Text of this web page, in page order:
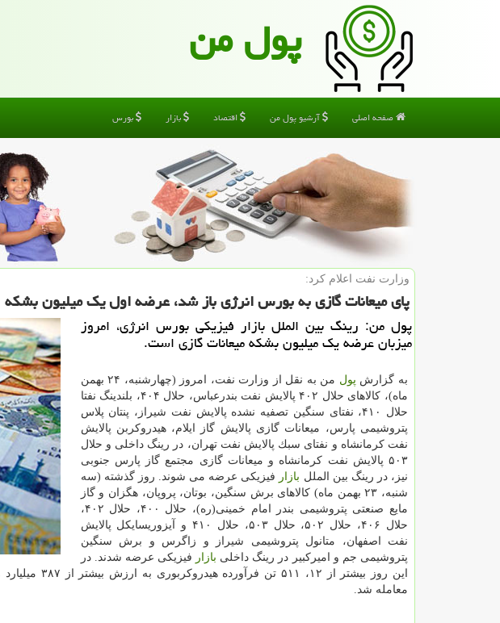
پول من
صفحه اصلی آرشیو پول من اقتصاد بازار بورس
وزارت نفت اعلام كرد:
پای میعانات گازی به بورس انرژی باز شد، عرضه اول یك میلیون بشكه
پول من: رینگ بین الملل بازار فیزیكی بورس انرژی، امروز
میزبان عرضه یك میلیون بشكه میعانات گازی است.
به گزارش پول
من به نقل از وزارت نفت، امروز (چهارشنبه، ۲۴ بهمن
ماه)، كالاهای حلال ۴۰۲ پالایش نفت بندرعباس، حلال ۴۰۴، بلندینگ نفتا
حلال ۴۱۰، نفتای سنگین تصفیه نشده پالایش نفت شیراز، پنتان پلاس
پتروشیمی پارس، میعانات گازی پالایش گاز ایلام، هیدروكربن پالایش
نفت كرمانشاه و نفتای سبك پالایش نفت تهران، در رینگ داخلی و حلال
۵۰۳ پالایش نفت كرمانشاه و میعانات گازی مجتمع گاز پارس جنوبی
نیز، در رینگ بین الملل بازار فیزیكی عرضه می شوند. روز گذشته (سه
شنبه، ۲۳ بهمن ماه) كالاهای برش سنگین، بوتان، پروپان، هگزان و گاز
مایع صنعتی پتروشیمی بندر امام خمینی(ره)، حلال ۴۰۰، حلال ۴۰۲،
حلال ۴۰۶، حلال ۵۰۲، حلال ۵۰۳، حلال ۴۱۰ و آیزوریسایكل پالایش
نفت اصفهان، متانول پتروشیمی شیراز و زاگرس و برش سنگین
پتروشیمی جم و امیركبیر در رینگ داخلی بازار فیزیكی عرضه شدند. در
این روز بیشتر از ۱۲، ۵۱۱ تن فرآورده هیدروكربوری به ارزش بیشتر از ۳۸۷ میلیارد و ۱۰۹ میلیون ریال در
معامله شد.